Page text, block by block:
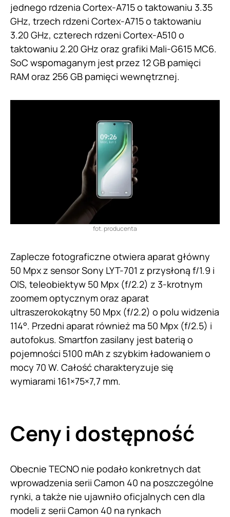
jednego rdzenia Cortex-A715 o taktowaniu 3.35
GHz, trzech rdzeni Cortex-A715 o taktowaniu
3.20 GHz, czterech rdzeni Cortex-A510 o
taktowaniu 2.20 GHz oraz grafiki Mali-G615 MC6.
SoC wspomaganym jest przez 12 GB pamięci
RAM oraz 256 GB pamięci wewnętrznej.
fot. producenta
Zaplecze fotograficzne otwiera aparat główny
50 Mpx z sensor Sony LYT-701 z przysłoną f/1.9 i
OIS, teleobiektyw 50 Mpx (f/2.2) z 3-krotnym
zoomem optycznym oraz aparat
ultraszerokokątny 50 Mpx (f/2.2) o polu widzenia
114°. Przedni aparat również ma 50 Mpx (f/2.5) i
autofokus. Smartfon zasilany jest baterią o
pojemności 5100 mAh z szybkim ładowaniem o
mocy 70 W. Całość charakteryzuje się
wymiarami 161×75×7,7 mm.
Ceny i dostępność
Obecnie TECNO nie podało konkretnych dat
wprowadzenia serii Camon 40 na poszczególne
rynki, a także nie ujawniło oficjalnych cen dla
modeli z serii Camon 40 na rynkach